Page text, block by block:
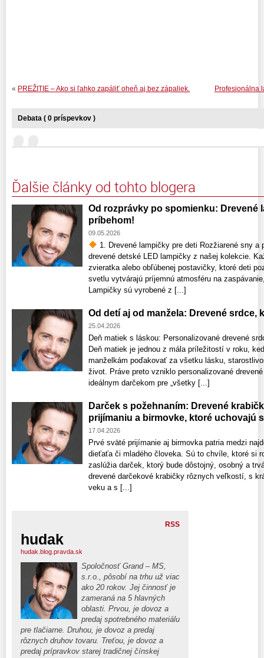
Profesionálna
« PREŽITIE – Ako si ľahko zapáliť oheň aj bez zápaliek.
Debata ( 0 príspevkov )
Ďalšie články od tohto blogera
Od rozprávky po spomienku: Drevené
príbehom!
09.05.2026
1. Drevené lampičky pre deti Rozžiarené sny a
drevené detské LED lampičky z našej kolekcie.
zvieratka alebo obľúbenej postavičky, ktoré deti
svetlu vytvárajú príjemnú atmosféru na
Lampičky sú vyrobené z [...]
Od detí aj od manžela: Drevené srdce,
25.04.2026
Deň matiek s láskou: Personalizované drevené
Deň matiek je jednou z mála príležitostí v roku,
manželkám poďakovať za všetku lásku,
život. Práve preto vzniklo personalizované
ideálnym darčekom pre „všetky [...]
Darček s požehnaním: Drevené
prijímaniu a birmovke, ktoré uchovajú
17.04.2026
Prvé sväté prijímanie aj birmovka patria medzi
dieťaťa či mladého človeka. Sú to chvíle, ktoré si
zaslúžia darček, ktorý bude dôstojný, osobný a
drevené darčekové krabičky rôznych veľkostí, s
veku a s [...]
RSS
hudak
hudak.blog.pravda.sk
Spoločnosť Grand – MS,
s.r.o., pôsobí na trhu už viac
ako 20 rokov. Jej činnosť je
zameraná na 5 hlavných
oblasti. Prvou, je dovoz a
predaj spotrebného materiálu
pre tlačiarne. Druhou, je dovoz a predaj
rôznych druhov tovaru. Treťou, je dovoz a
predaj prípravkov starej tradičnej čínskej